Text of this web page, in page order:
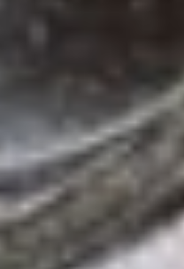
на 2600 рублей в месяц
(7,3 процента от 36300
рублей). Итого на руки он
будет получать 22100
рублей (19500 плюс 2600
рублей). Таким образом,
пенсионер получит
индексацию с учётом
всех пропущенных
за время работы